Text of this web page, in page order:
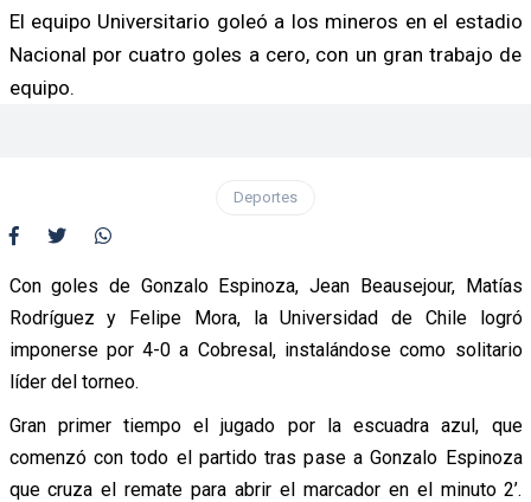
El equipo Universitario goleó a los mineros en el estadio
Nacional por cuatro goles a cero, con un gran trabajo de
equipo.
Deportes
Con goles de Gonzalo Espinoza, Jean Beausejour, Matías
Rodríguez y Felipe Mora, la Universidad de Chile logró
imponerse por 4-0 a Cobresal, instalándose como solitario
líder del torneo.
Gran primer tiempo el jugado por la escuadra azul, que
comenzó con todo el partido tras pase a Gonzalo Espinoza
que cruza el remate para abrir el marcador en el minuto 2’.